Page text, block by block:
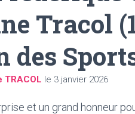
Tracol
des
TRACOL le 3 janvier 2026
et un grand honneur